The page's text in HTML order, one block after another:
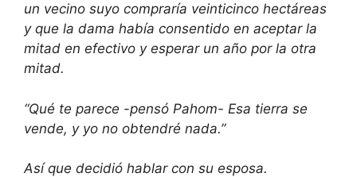
un vecino suyo compraría veinticinco hectáreas
y que la dama había consentido en aceptar la
mitad en efectivo y esperar un año por la otra
mitad.
“Qué te parece -pensó Pahom- Esa tierra se
vende, y yo no obtendré nada.”
Así que decidió hablar con su esposa.